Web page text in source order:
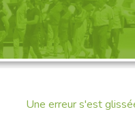
Une erreur s'est